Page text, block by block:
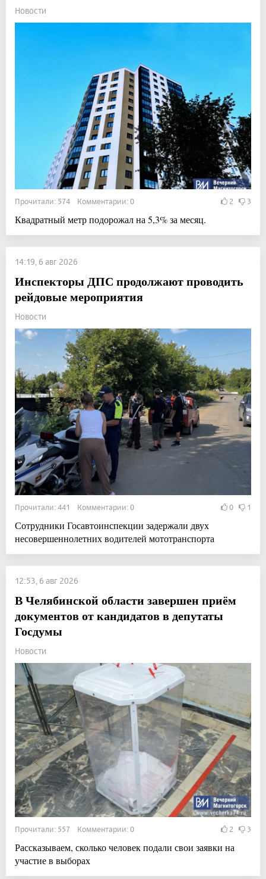
Новости
Прочитали: 574 Комментарии: 0 2 3
Квадратный метр подорожал на 5,3% за месяц.
14:19, 6 авг 2026
Инспекторы ДПС продолжают проводить
рейдовые мероприятия
Новости
Прочитали: 441 Комментарии: 0 0 1
Сотрудники Госавтоинспекции задержали двух
несовершеннолетних водителей мототранспорта
12:53, 6 авг 2026
В Челябинской области завершен приём
документов от кандидатов в депутаты
Госдумы
Новости
Прочитали: 557 Комментарии: 0 2 3
Рассказываем, сколько человек подали свои заявки на
участие в выборах